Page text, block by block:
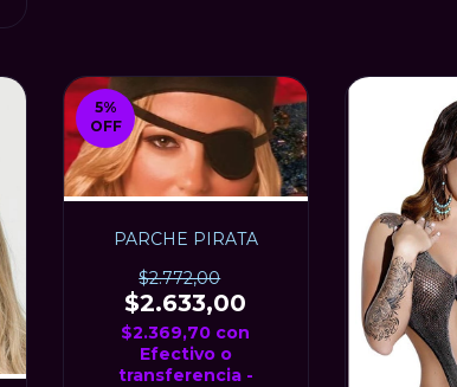
5%
OFF
PARCHE PIRATA
$2.772,00
$2.633,00
$2.369,70 con
Efectivo o
transferencia -